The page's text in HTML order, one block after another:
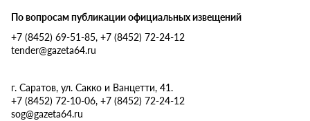
По вопросам публикации официальных извещений
+7 (8452) 69-51-85, +7 (8452) 72-24-12
tender@gazeta64.ru
г. Саратов, ул. Сакко и Ванцетти, 41.
+7 (8452) 72-10-06, +7 (8452) 72-24-12
sog@gazeta64.ru